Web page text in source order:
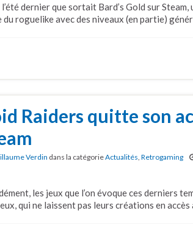
l’été dernier que sortait Bard’s Gold sur
du roguelike avec des niveaux (en partie)
Raiders quitte son
Verdin dans la catégorieActualités, Retrogaming
les jeux que l’on évoque ces derniers
qui ne laissent pas leurs créations en